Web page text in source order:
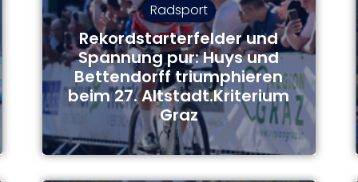
Radsport
Rekordstarterfelder und
Spannung pur: Huys und
Bettendorff triumphieren
beim 27. Altstadt.Kriterium
Graz